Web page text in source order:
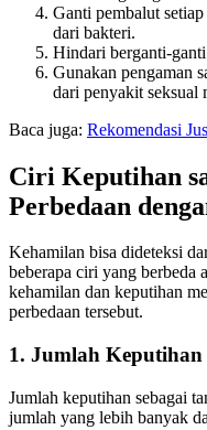
Ganti pembalut
dari bakteri.
Hindari berganti-ganti
Gunakan pengaman
dari penyakit seksual
Baca juga: Rekomendasi
Ciri Keputihan
Perbedaan
Kehamilan bisa dideteksi
beberapa ciri yang berbeda
kehamilan dan keputihan
perbedaan tersebut.
1. Jumlah Keputihan
Jumlah keputihan sebagai
jumlah yang lebih banyak